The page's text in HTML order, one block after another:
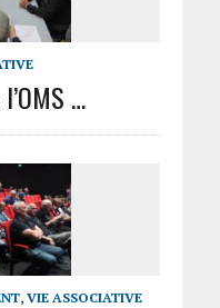
…
, VIE ASSOCIATIVE